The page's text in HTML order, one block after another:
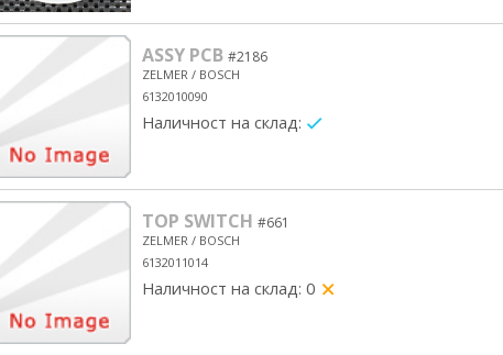
ASSY PCB #2186
ZELMER / BOSCH
6132010090
Наличност на склад:
TOP SWITCH #661
ZELMER / BOSCH
6132011014
Наличност на склад: 0